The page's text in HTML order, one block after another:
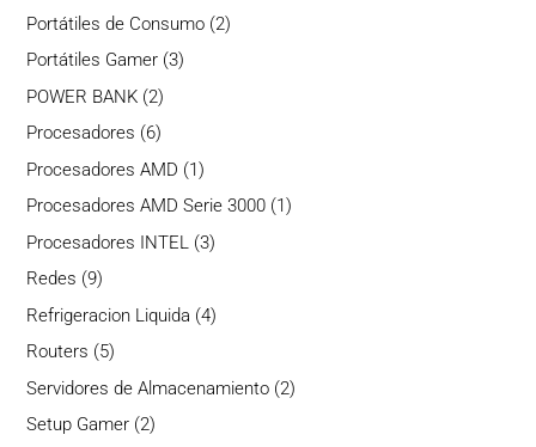
productos
Portátiles de Consumo 22
Portátiles Gamer 33
POWER BANK 22
productos
Procesadores 66
productos
Procesadores AMD 11
producto
Procesadores AMD Serie 3000 1 1
Procesadores INTEL 33
Redes 99
productos
Refrigeracion Liquida 44
Routers 55
productos
Servidores de Almacenamiento 22
Setup Gamer 22